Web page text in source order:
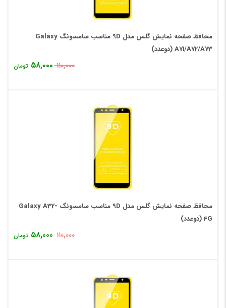
محافظ صفحه نمایش گلس مدل 9D مناسب سامسونگ Galaxy
A71/A72/A73 (دوعدد)
۱۱۰,۰۰۰ ۵۸,۰۰۰ تومان
محافظ صفحه نمایش گلس مدل 9D مناسب سامسونگ Galaxy A32-
4G (دوعدد)
۱۱۰,۰۰۰ ۵۸,۰۰۰ تومان